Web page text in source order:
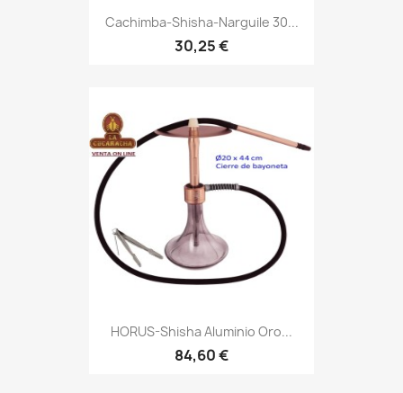
Cachimba-Shisha-Narguile 30...
30,25 €
HORUS-Shisha Aluminio Oro...
84,60 €